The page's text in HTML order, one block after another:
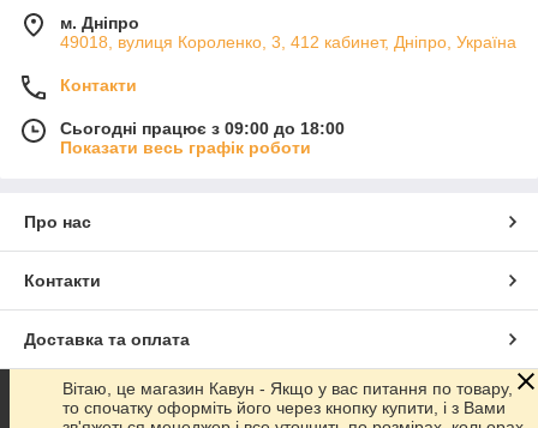
м. Дніпро
49018, вулиця Короленко, 3, 412 кабинет, Дніпро, Україна
Контакти
Сьогодні працює з 09:00 до 18:00
Показати весь графік роботи
Про нас
Контакти
Доставка та оплата
Графік роботи
Вітаю, це магазин Кавун - Якщо у вас питання по товару,
то спочатку оформіть його через кнопку купити, і з Вами